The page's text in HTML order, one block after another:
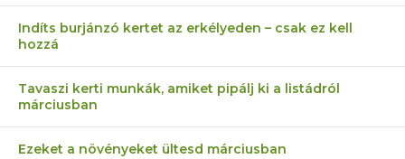
Indíts burjánzó kertet az erkélyeden – csak ez kell
hozzá
Tavaszi kerti munkák, amiket pipálj ki a listádról
márciusban
Ezeket a növényeket ültesd márciusban